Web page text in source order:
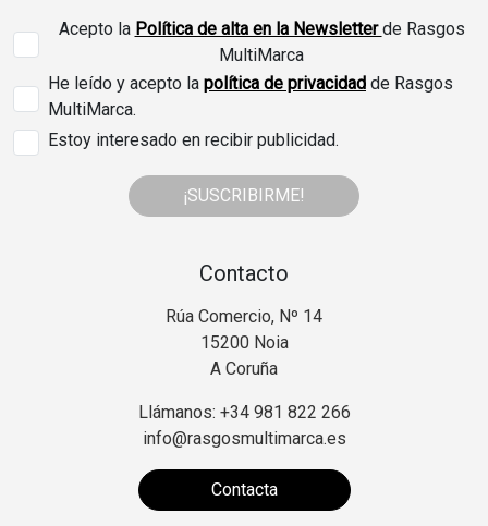
Acepto la Política de alta en la Newsletterde Rasgos
MultiMarca
He leído y acepto la política de privacidad de Rasgos
MultiMarca.
Estoy interesado en recibir publicidad.
¡SUSCRIBIRME!
Contacto
Rúa Comercio, Nº 14
15200 Noia
A Coruña
Llámanos: +34 981 822 266
info@rasgosmultimarca.es
Contacta